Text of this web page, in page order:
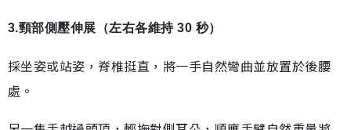
3.頸部側壓伸展（左右各維持 30 秒）
採坐姿或站姿，脊椎挺直，將一手自然彎曲並放置於後腰
處。